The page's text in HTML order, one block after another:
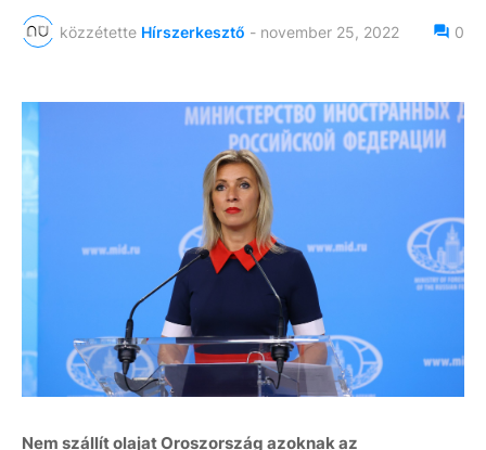
közzétette Hírszerkesztő - november 25, 2022 0
Nem szállít olajat Oroszország azoknak az